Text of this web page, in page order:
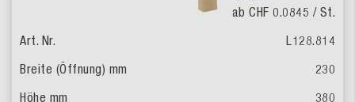
ab CHF 0.0845 / St.
L128.814
230
380